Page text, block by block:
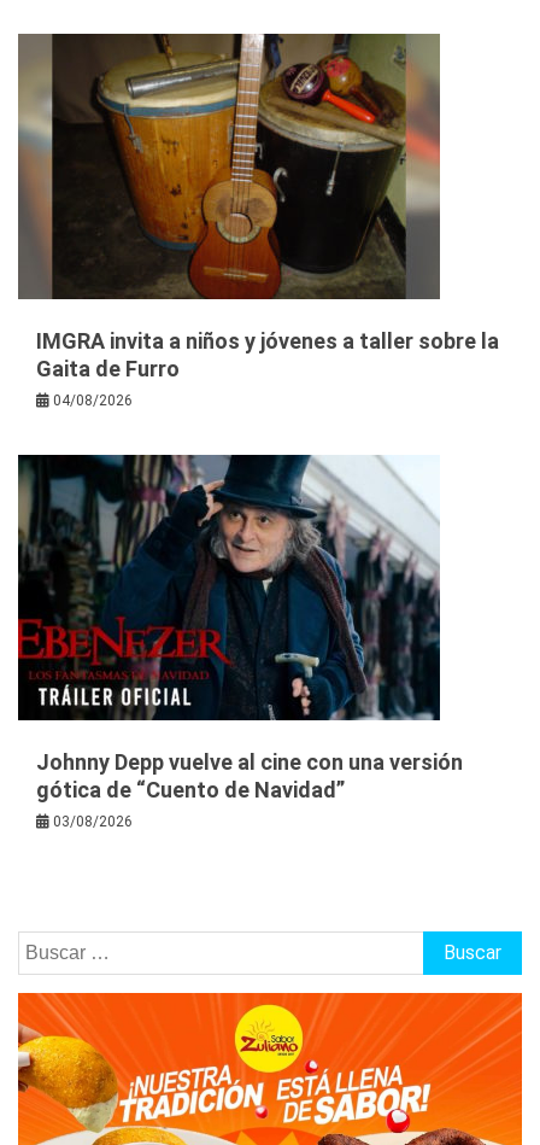
IMGRA invita a niños y jóvenes a taller sobre la
Gaita de Furro
04/08/2026
Johnny Depp vuelve al cine con una versión
gótica de “Cuento de Navidad”
03/08/2026
Buscar: